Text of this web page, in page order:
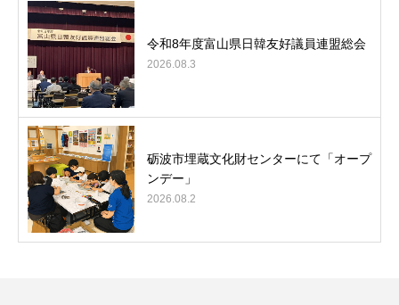
令和8年度富山県日韓友好議員連盟総会
2026.08.3
砺波市埋蔵文化財センターにて「オープ
ンデー」
2026.08.2